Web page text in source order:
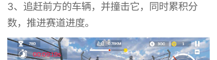
3、追赶前方的车辆，并撞击它，同时累积分
数，推进赛道进度。